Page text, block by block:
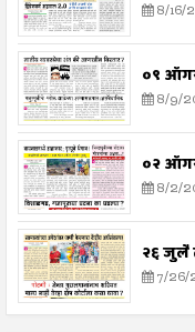
8/16/
०९
8/9/
०२
8/2/
२६ जुलै
7/26/